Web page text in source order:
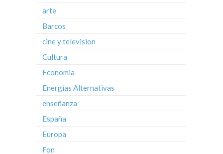
arte
Barcos
cine y television
Cultura
Economia
Energías Alternativas
enseñanza
España
Europa
Fon